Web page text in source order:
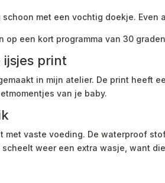
met een vochtig doekje. Even
op een kort programma van 30
print
in mijn atelier. De print heeft
van je baby.
met vaste voeding. De waterproof
weer een extra wasje, want